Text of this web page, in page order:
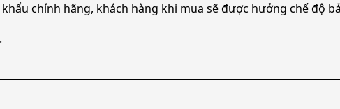
chính hãng, khách hàng khi mua sẽ được hưởng chế độ